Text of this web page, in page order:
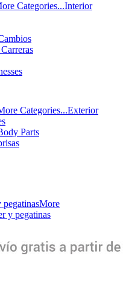
Categories...Interior
Categories...Exterior
Parts
pegatinasMore
y pegatinas